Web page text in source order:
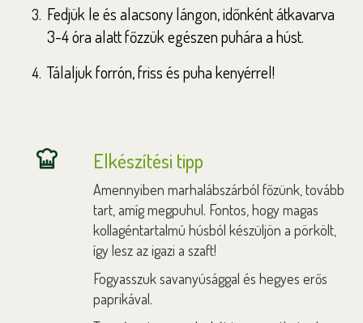
Fedjük le és alacsony lángon, időnként átkavarva
3-4 óra alatt főzzük egészen puhára a húst.
Tálaljuk forrón, friss és puha kenyérrel!
Elkészítési tipp
Amennyiben marhalábszárból főzünk, tovább
tart, amíg megpuhul. Fontos, hogy magas
kollagéntartalmú húsból készüljön a pörkölt,
így lesz az igazi a szaft!
Fogyasszuk savanyúsággal és hegyes erős
paprikával.